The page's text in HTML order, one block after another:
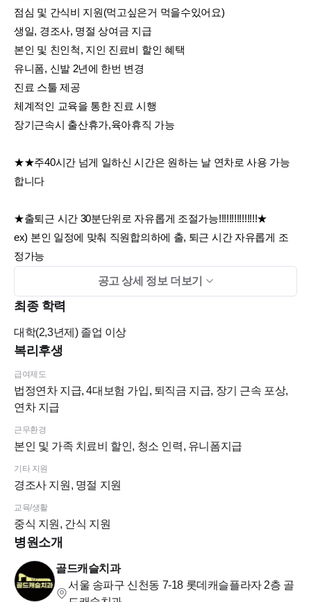
점심 및 간식비 지원(먹고싶은거 먹을수있어요)
생일, 경조사, 명절 상여금 지급
본인 및 친인척, 지인 진료비 할인 혜택
유니폼, 신발 2년에 한번 변경
진료 스툴 제공
체계적인 교육을 통한 진료 시행
장기근속시 출산휴가,육아휴직 가능
★★주40시간 넘게 일하신 시간은 원하는 날 연차로 사용 가능
합니다
★출퇴근 시간 30분단위로 자유롭게 조절가능!!!!!!!!!!!!!!!★
ex) 본인 일정에 맞춰 직원합의하에 출, 퇴근 시간 자유롭게 조
정가능
연차를 쓰지않고 출퇴근해서 병원이나 은행, 약속 가기 너
무 좋아요^_^
치크루팅 온라인 지원하시면 순차적으로 면접 날짜 연락을 드
리겠습니다~^^
좋은 인연이 되실 좋은 선생님들 많은 지원 부탁드립니다!
대표원장님 2분과 직원들이 즐겁게 일하는 양심적인 치과를 만
업무와 능력향상에 집중할 수 있도록 따뜻한 근무환경에서 일
공고 상세 정보 더보기
최종 학력
대학(2,3년제)졸업 이상
복리후생
급여제도
법정연차 지급, 4대보험 가입, 퇴직금 지급, 장기 근속 포상,
연차 지급
근무환경
본인 및 가족 치료비 할인, 청소 인력, 유니폼지급
기타 지원
경조사 지원, 명절 지원
교육/생활
중식 지원, 간식 지원
병원소개
골드캐슬치과
서울 송파구 신천동 7-18 롯데캐슬플라자 2층 골